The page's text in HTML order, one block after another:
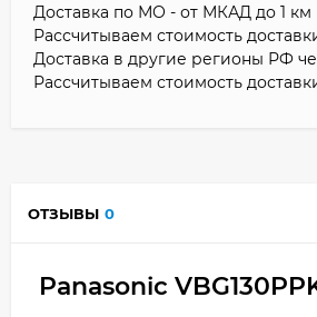
Доставка по МО - от МКАД до 1 км
Рассчитываем стоимость
Доставка в другие регионы РФ
Рассчитываем стоимость
ОТЗЫВЫ 0
Panasonic